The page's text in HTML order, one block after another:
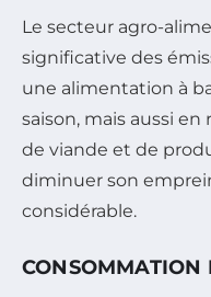
Le secteur agro-
significative des
une alimentation à
saison, mais aussi
de viande et de
diminuer son
considérable.
CONSOMMATION